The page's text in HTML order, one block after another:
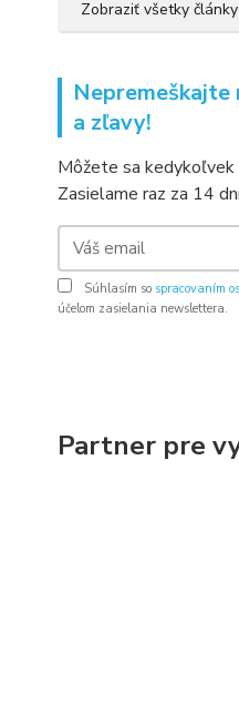
Zobraziť všetky články
Nepremeškajte
a zľavy!
Môžete sa kedykoľvek
Zasielame raz za 14
Súhlasím so spracovaním
účelom zasielania newslettera.
Partner pre